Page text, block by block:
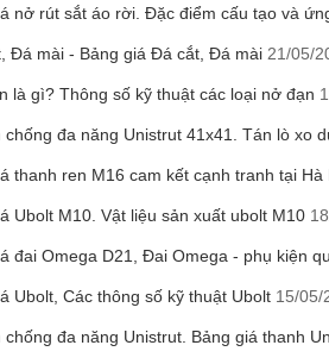
nở rút sắt áo rời. Đặc điểm cấu tạo và
Đá mài - Bảng giá Đá cắt, Đá mài 21/05/
là gì? Thông số kỹ thuật các loại nở đạn
chống đa năng Unistrut 41x41. Tán lò xo
thanh ren M16 cam kết cạnh tranh tại Hà
Ubolt M10. Vật liệu sản xuất ubolt M10
đai Omega D21, Đai Omega - phụ kiện
Ubolt, Các thông số kỹ thuật Ubolt 15/05/
chống đa năng Unistrut. Bảng giá thanh